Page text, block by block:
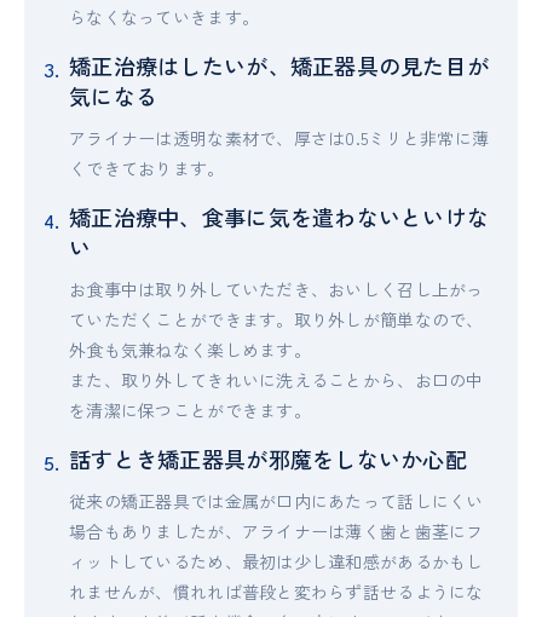
らなくなっていきます。
矯正治療はしたいが、矯正器具の見た目が
気になる
アライナーは透明な素材で、厚さは0.5ミリと非常に薄
くできております。
矯正治療中、食事に気を遣わないといけな
い
お食事中は取り外していただき、おいしく召し上がっ
ていただくことができます。取り外しが簡単なので、
外食も気兼ねなく楽しめます。
また、取り外してきれいに洗えることから、お口の中
を清潔に保つことができます。
話すとき矯正器具が邪魔をしないか心配
従来の矯正器具では金属が口内にあたって話しにくい
場合もありましたが、アライナーは薄く歯と歯茎にフ
ィットしているため、最初は少し違和感があるかもし
れませんが、慣れれば普段と変わらず話せるようにな